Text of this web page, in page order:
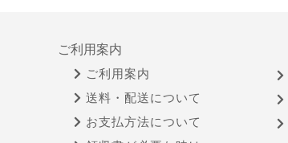
ご利用案内
ご利用案内
送料・配送について
お支払方法について